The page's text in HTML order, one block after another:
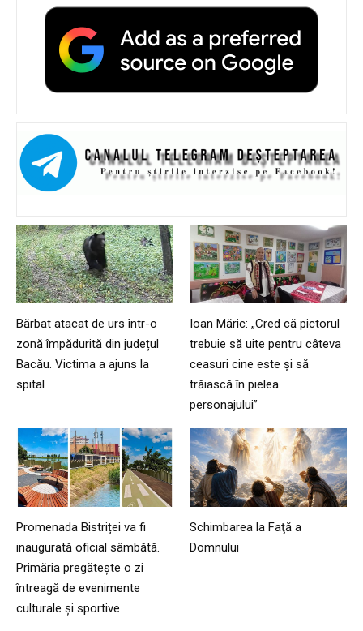
Bărbat atacat de urs într-o
zonă împădurită din județul
Bacău. Victima a ajuns la
spital
Ioan Măric: „Cred că pictorul
trebuie să uite pentru câteva
ceasuri cine este și să
trăiască în pielea
personajului”
Promenada Bistriței va fi
inaugurată oficial sâmbătă.
Primăria pregătește o zi
întreagă de evenimente
culturale și sportive
Schimbarea la Faţă a
Domnului